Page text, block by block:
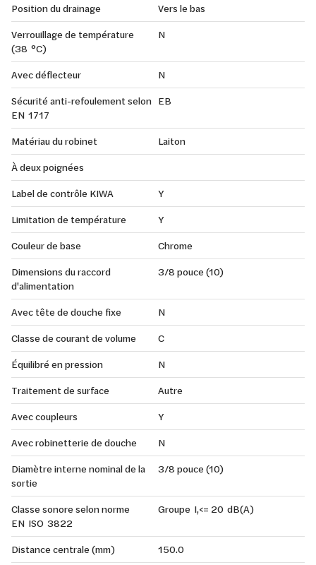
Position du drainage
Vers le bas
Verrouillage de température
(38 °C)
N
Avec déflecteur
N
Sécurité anti-refoulement selon
EN 1717
EB
Matériau du robinet
Laiton
À deux poignées
Label de contrôle KIWA
Y
Limitation de température
Y
Couleur de base
Chrome
Dimensions du raccord
d'alimentation
3/8 pouce (10)
Avec tête de douche fixe
N
Classe de courant de volume
C
Équilibré en pression
N
Traitement de surface
Autre
Avec coupleurs
Y
Avec robinetterie de douche
N
Diamètre interne nominal de la
sortie
3/8 pouce (10)
Classe sonore selon norme
EN ISO 3822
Groupe I,<= 20 dB(A)
Distance centrale (mm) 150.0